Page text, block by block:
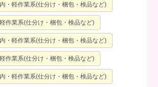
・軽作業系(仕分け・梱包・検品など)
作業系(仕分け・梱包・検品など)
・軽作業系(仕分け・梱包・検品など)
作業系(仕分け・梱包・検品など)
・軽作業系(仕分け・梱包・検品など)